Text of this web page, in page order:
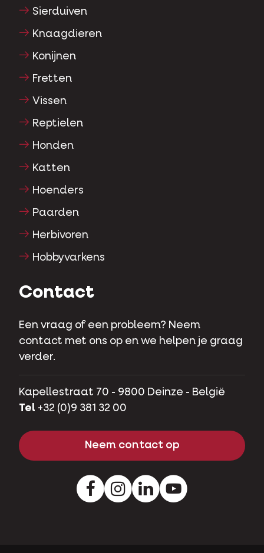
Sierduiven
Knaagdieren
Konijnen
Fretten
Vissen
Reptielen
Honden
Katten
Hoenders
Paarden
Herbivoren
Hobbyvarkens
Contact
Een vraag of een probleem? Neem
contact met ons op en we helpen je graag
verder.
Kapellestraat 70 - 9800 Deinze - België
Tel +32 (0)9 381 32 00
Neem contact op
FacebookInstagramLinkedInYoutube